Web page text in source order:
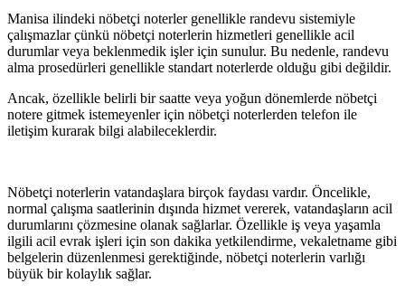
Manisa ilindeki nöbetçi noterler genellikle randevu sistemiyle
çalışmazlar çünkü nöbetçi noterlerin hizmetleri genellikle acil
durumlar veya beklenmedik işler için sunulur. Bu nedenle, randevu
alma prosedürleri genellikle standart noterlerde olduğu gibi değildir.
Ancak, özellikle belirli bir saatte veya yoğun dönemlerde nöbetçi
notere gitmek istemeyenler için nöbetçi noterlerden telefon ile
iletişim kurarak bilgi alabileceklerdir.
Nöbetçi noterlerin vatandaşlara birçok faydası vardır. Öncelikle,
normal çalışma saatlerinin dışında hizmet vererek, vatandaşların acil
durumlarını çözmesine olanak sağlarlar. Özellikle iş veya yaşamla
ilgili acil evrak işleri için son dakika yetkilendirme, vekaletname gibi
belgelerin düzenlenmesi gerektiğinde, nöbetçi noterlerin varlığı
büyük bir kolaylık sağlar.